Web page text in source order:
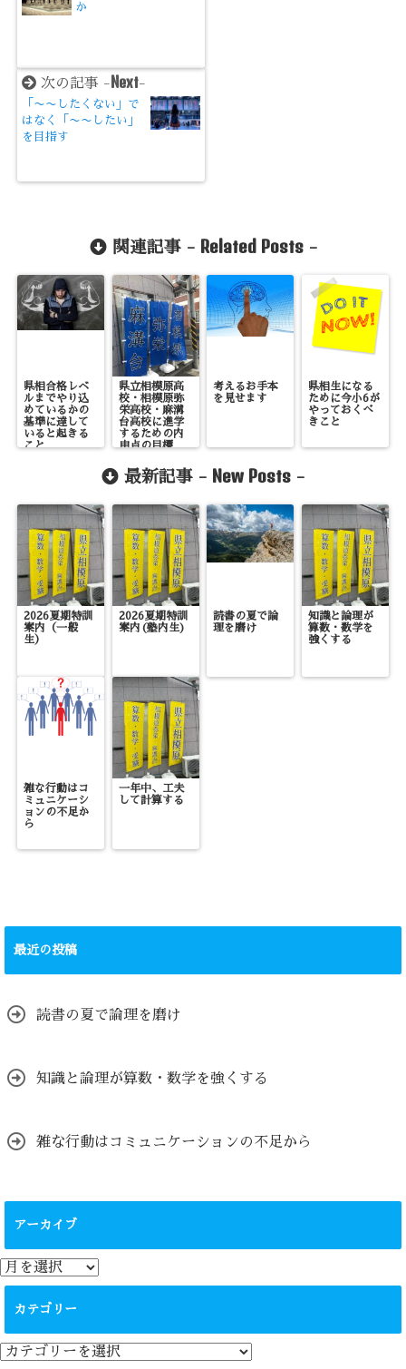
か
次の記事 - Next-
「〜〜したくない」で
はなく「〜〜したい」
を目指す
関連記事 - Related Posts-
県相合格レベ
ルまでやり込
めているかの
基準に達して
いると起きる
こと
県立相模原高
校・相模原弥
栄高校・麻溝
台高校に進学
するための内
申点の目標
80%・60％）
考えるお手本
を見せます
県相生になる
ために今小6が
やっておくべ
きこと
最新記事 - New Posts -
2026夏期特訓
案内（一般
生）
2026夏期特訓
案内(塾内生)
読書の夏で論
理を磨け
知識と論理が
算数・数学を
強くする
雑な行動はコ
ミュニケーシ
ョンの不足か
ら
一年中、工夫
して計算する
最近の投稿
読書の夏で論理を磨け
知識と論理が算数・数学を強くする
雑な行動はコミュニケーションの不足から
アーカイブ
ア
ー
カテゴリー
カ
テ